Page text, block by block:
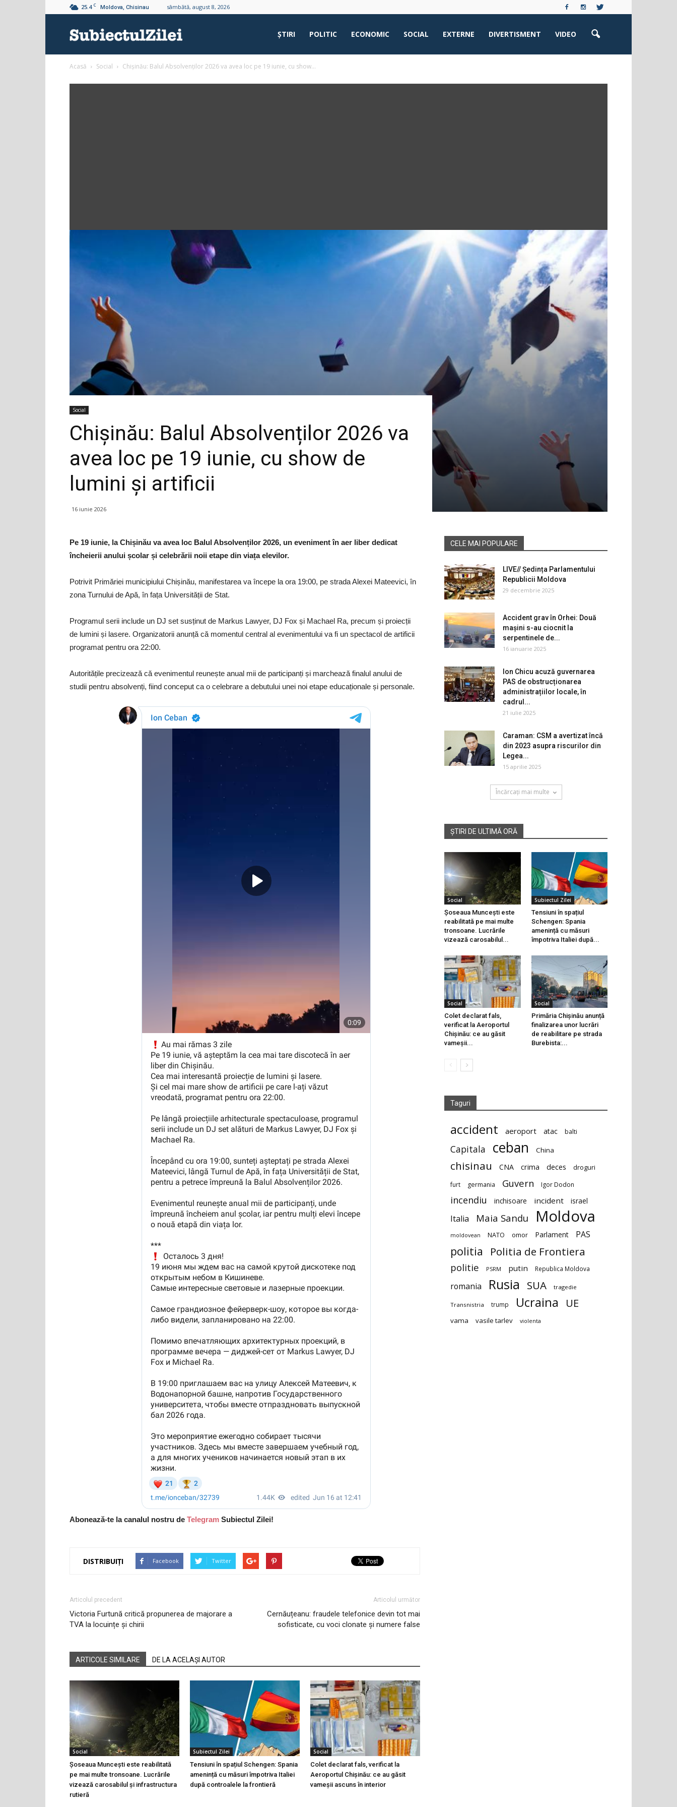
25.4 C Moldova, Chisinau sâmbătă, august 8, 2026
ŞTIRI POLITIC ECONOMIC SOCIAL EXTERNE DIVERTISMENT VIDEO
Acasă Social Chișinău: Balul Absolvenților 2026 va avea loc pe 19 iunie, cu show...
Social
Chișinău: Balul Absolvenților 2026 va
avea loc pe 19 iunie, cu show de
lumini și artificii
16 iunie 2026
Pe 19 iunie, la Chișinău va avea loc Balul Absolvenților 2026, un eveniment în aer liber dedicat
încheierii anului școlar și celebrării noii etape din viața elevilor.
Potrivit Primăriei municipiului Chișinău, manifestarea va începe la ora 19:00, pe strada Alexei Mateevici, în
zona Turnului de Apă, în fața Universității de Stat.
Programul serii include un DJ set susținut de Markus Lawyer, DJ Fox și Machael Ra, precum și proiecții
de lumini și lasere. Organizatorii anunță că momentul central al evenimentului va fi un spectacol de artificii
programat pentru ora 22:00.
Autoritățile precizează că evenimentul reunește anual mii de participanți și marchează finalul anului de
studii pentru absolvenți, fiind conceput ca o celebrare a debutului unei noi etape educaționale și personale.
Abonează-te la canalul nostru de Telegram Subiectul Zilei!
DISTRIBUIȚI Facebook Twitter
Articolul precedent
Victoria Furtună critică propunerea de majorare a
TVA la locuințe și chirii
Articolul următor
Cernăuțeanu: fraudele telefonice devin tot mai
sofisticate, cu voci clonate și numere false
ARTICOLE SIMILARE DE LA ACELAȘI AUTOR
Social
Șoseaua Muncești este reabilitată
pe mai multe tronsoane. Lucrările
vizează carosabilul și infrastructura
rutieră
Subiectul Zilei
Tensiuni în spațiul Schengen: Spania
amenință cu măsuri împotriva Italiei
după controalele la frontieră
Social
Colet declarat fals, verificat la
Aeroportul Chișinău: ce au găsit
vameșii ascuns în interior
CELE MAI POPULARE
LIVE// Ședința Parlamentului
Republicii Moldova
29 decembrie 2025
Accident grav în Orhei: Două
mașini s-au ciocnit la
serpentinele de...
16 ianuarie 2025
Ion Chicu acuză guvernarea
PAS de obstrucționarea
administrațiilor locale, în
cadrul...
21 iulie 2025
Caraman: CSM a avertizat încă
din 2023 asupra riscurilor din
Legea...
15 aprilie 2025
Încărcați mai multe
ȘTIRI DE ULTIMĂ ORĂ
Social
Șoseaua Muncești este
reabilitată pe mai multe
tronsoane. Lucrările
vizează carosabilul...
Subiectul Zilei
Tensiuni în spațiul
Schengen: Spania
amenință cu măsuri
împotriva Italiei după...
Social
Colet declarat fals,
verificat la Aeroportul
Chișinău: ce au găsit
vameșii...
Social
Primăria Chișinău anunță
finalizarea unor lucrări
de reabilitare pe strada
Burebista:...
Taguri
accident aeroport atac balti
Capitala ceban China
chisinau CNA crima deces droguri
furt germania Guvern Igor Dodon
incendiu inchisoare incident israel
Italia Maia Sandu Moldova
moldovean NATO omor Parlament PAS
politia Politia de Frontiera
politie PSRM putin Republica Moldova
romania Rusia SUA tragedie
Transnistria trump Ucraina UE
vama vasile tarlev violenta